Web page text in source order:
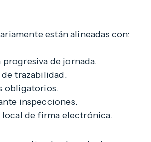
están alineadas con:
progresiva de jornada.
trazabilidad.
obligatorios.
inspecciones.
de firma electrónica.